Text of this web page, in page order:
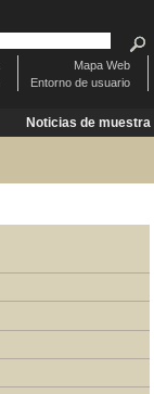
Mapa Web
Entorno de usuario
Noticias de muestra